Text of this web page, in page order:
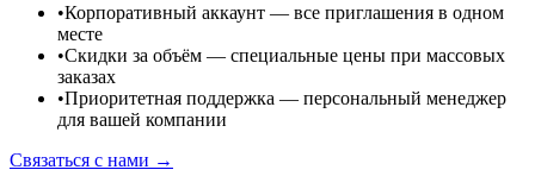
•Корпоративный аккаунт — все приглашения в одном
месте
•Скидки за объём — специальные цены при массовых
заказах
•Приоритетная поддержка — персональный менеджер
для вашей компании
Связаться с нами →